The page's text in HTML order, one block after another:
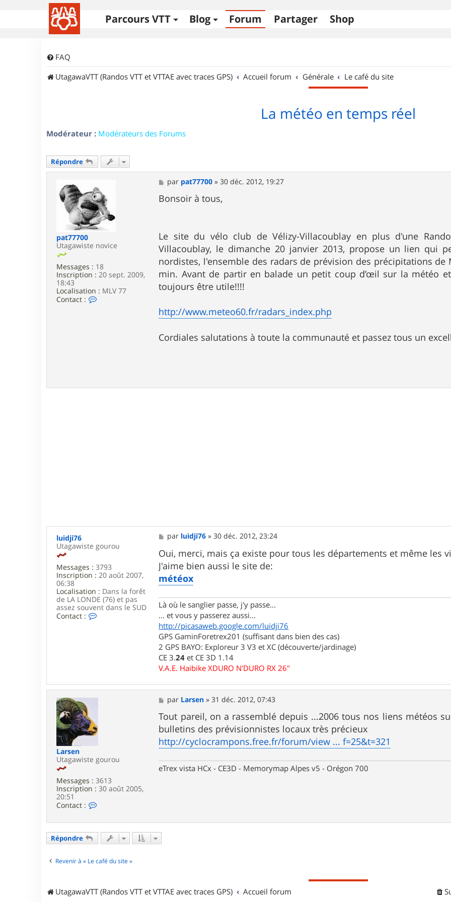
Parcours VTT Blog Forum Partager Shop
FAQ
UtagawaVTT (Randos VTT et VTTAE avec traces GPS)
Accueil forum Générale Le café du site
La météo en temps réel
Modérateur : Modérateurs des Forums
Répondre
pat77700
Utagawiste novice
Messages : 18
Inscription : 20 sept. 2009,
18:43
Localisation : MLV 77
Contact :
t
M
e
s
s
par pat77700 »30 déc. 2012, 19:27
Bonsoir à tous,
Le site du vélo club de Vélizy-Villacoublay en plus d'une
Villacoublay, le dimanche 20 janvier 2013, propose un lien qui
nordistes, l'ensemble des radars de prévision des précipitations de
min. Avant de partir en balade un petit coup d’œil sur la météo
toujours être utile!!!!
http://www.meteo60.fr/radars_index.php
Cordiales salutations à toute la communauté et passez tous un
luidji76
Utagawiste gourou
Messages : 3793
Inscription : 20 août 2007,
06:38
Localisation : Dans la forêt
de LA LONDE (76) et pas
assez souvent dans le SUD
Contact :
l
u
i
7
M
e
s
s
a
g
e
par luidji76 »30 déc. 2012, 23:24
Oui, merci, mais ça existe pour tous les départements et même les
J'aime bien aussi le site de:
météox
Là où le sanglier passe, j'y passe...
... et vous y passerez aussi...
http://picasaweb.google.com/luidji76
GPS GaminForetrex201 (suffisant dans bien des cas)
2 GPS BAYO: Exploreur 3 V3 et XC (découverte/jardinage)
CE 3.24 et CE 3D 1.14
V.A.E. Haibike XDURO N'DURO RX 26"
Larsen
Utagawiste gourou
Messages : 3613
Inscription : 30 août 2005,
20:51
Contact :
c
e
r
M
e
s
s
a
g
e
par Larsen »31 déc. 2012, 07:43
Tout pareil, on a rassemblé depuis ...2006 tous nos liens météos
bulletins des prévisionnistes locaux très précieux
http://cyclocrampons.free.fr/forum/view ... f=25&t=321
eTrex vista HCx - CE3D - Memorymap Alpes v5 - Orégon 700
Répondre
Revenir à « Le café du site »
UtagawaVTT (Randos VTT et VTTAE avec traces GPS) Accueil forum